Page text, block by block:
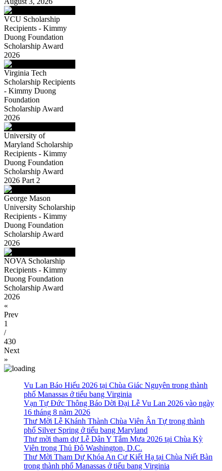
VCU Scholarship
Recipients - Kimmy
Duong Foundation
Scholarship Award
2026
Virginia Tech
Scholarship Recipients
- Kimmy Duong
Foundation
Scholarship Award
2026
University of
Maryland Scholarship
Recipients - Kimmy
Duong Foundation
Scholarship Award
2026 Part 2
George Mason
University Scholarship
Recipients - Kimmy
Duong Foundation
Scholarship Award
2026
NOVA Scholarship
Recipients - Kimmy
Duong Foundation
Scholarship Award
2026
«
Prev
1
/
430
Next
»
Vu Lan Báo Hiếu 2026 tại Chùa Giác Nguyên trong thành
phố Manassas ở tiểu bang Virginia
Vạn Tự Đức Thông Báo Dời Đại Lễ Vu Lan 2026 vào ngày
16 tháng 8 năm 2026
Thư Mời Lễ Khánh Thành Chùa Viên Ân Tự trong thành
phố Silver Spring ở tiểu bang Maryland
Thư mời tham dự Lễ Dân Y Tắm Mưa 2026 tại Chùa Kỳ
Viên trong Thủ Đô Washington, D.C.
Thư Mời Tham Dự Khóa An Cư Kiết Hạ tại Chùa Niết Bàn
trong thành phố Manassas ở tiểu bang Virginia